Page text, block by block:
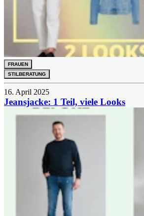
FRAUEN
STILBERATUNG
16. April 2025
Jeansjacke: 1 Teil, viele Looks